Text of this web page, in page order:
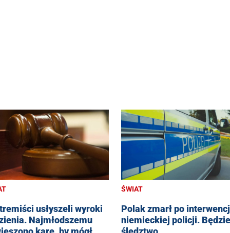
usłyszeli wyroki
Najmłodszemu
ŚWIAT
Polak zmarł po
niemieckiej policji. Będzie